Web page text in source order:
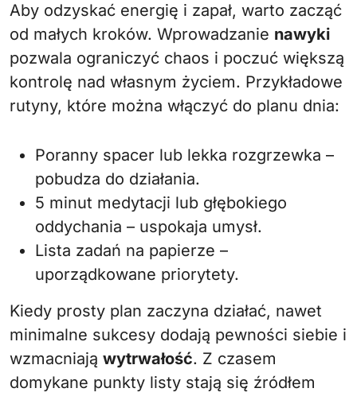
Aby odzyskać energię i zapał, warto zacząć
od małych kroków. Wprowadzanie nawyki
pozwala ograniczyć chaos i poczuć większą
kontrolę nad własnym życiem. Przykładowe
rutyny, które można włączyć do planu dnia:
Poranny spacer lub lekka rozgrzewka –
pobudza do działania.
5 minut medytacji lub głębokiego
oddychania – uspokaja umysł.
Lista zadań na papierze –
uporządkowane priorytety.
Kiedy prosty plan zaczyna działać, nawet
minimalne sukcesy dodają pewności siebie i
wzmacniają wytrwałość. Z czasem
domykane punkty listy stają się źródłem